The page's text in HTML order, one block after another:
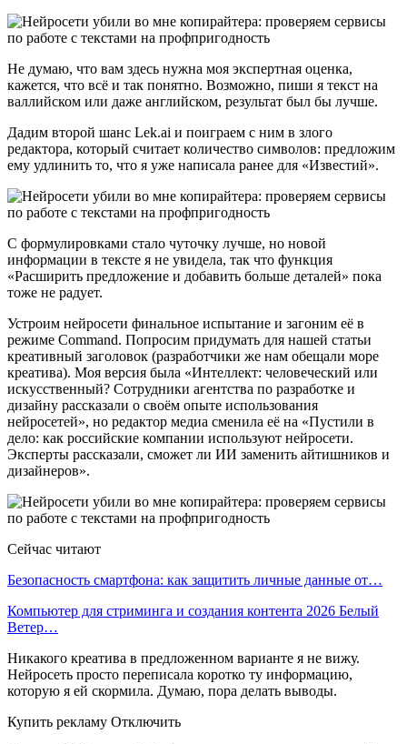
Не думаю, что вам здесь нужна моя экспертная оценка,
кажется, что всё и так понятно. Возможно, пиши я текст на
валлийском или даже английском, результат был бы лучше.
Дадим второй шанс Lek.ai и поиграем с ним в злого
редактора, который считает количество символов: предложим
ему удлинить то, что я уже написала ранее для «Известий».
С формулировками стало чуточку лучше, но новой
информации в тексте я не увидела, так что функция
«Расширить предложение и добавить больше деталей» пока
тоже не радует.
Устроим нейросети финальное испытание и загоним её в
режиме Command. Попросим придумать для нашей статьи
креативный заголовок (разработчики же нам обещали море
креатива). Моя версия была «Интеллект: человеческий или
искусственный? Сотрудники агентства по разработке и
дизайну рассказали о своём опыте использования
нейросетей», но редактор медиа сменила её на «Пустили в
дело: как российские компании используют нейросети.
Эксперты рассказали, сможет ли ИИ заменить айтишников и
дизайнеров».
Сейчас читают
Безопасность смартфона: как защитить личные данные от…
Компьютер для стриминга и создания контента 2026 Белый
Ветер…
Никакого креатива в предложенном варианте я не вижу.
Нейросеть просто переписала коротко ту информацию,
которую я ей скормила. Думаю, пора делать выводы.
Купить рекламу Отключить